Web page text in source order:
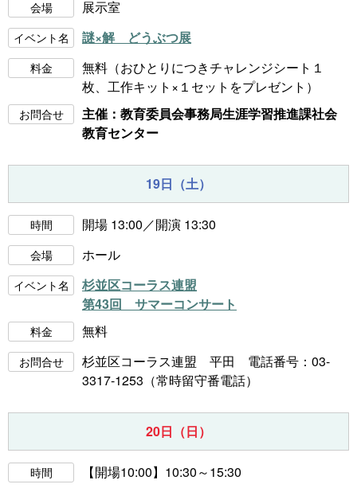
会場 展示室
イベント名 謎×解 どうぶつ展
料金
無料（おひとりにつきチャレンジシート１
枚、工作キット×１セットをプレゼント）
お問合せ
主催：教育委員会事務局生涯学習推進課社会
教育センター
19日（土）
時間 開場 13:00／開演 13:30
会場 ホール
イベント名
杉並区コーラス連盟
第43回 サマーコンサート
料金 無料
お問合せ
杉並区コーラス連盟 平田 電話番号：03-
3317-1253（常時留守番電話）
20日（日）
時間 【開場10:00】10:30～15:30